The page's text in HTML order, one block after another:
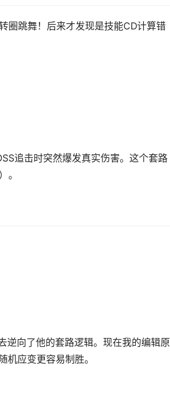
圈跳舞！后来才发现是技能CD计算错
追击时突然爆发真实伤害。这个套路
。
逆向了他的套路逻辑。现在我的编辑原
应变更容易制胜。